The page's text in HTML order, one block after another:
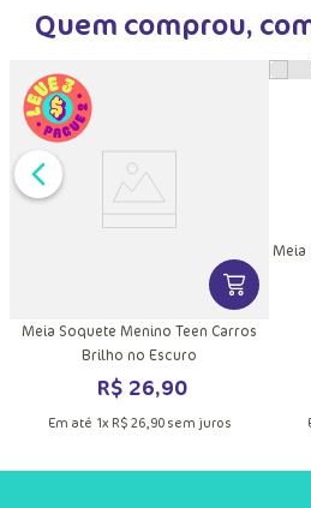
Quem comprou,
INFORMAÇÕES DO PRODUTO
VER MAIS
Meia Soquete Menino Teen Carros
Brilho no Escuro
R$ 26,90
Em até 1x R$ 26,90sem juros
Meia